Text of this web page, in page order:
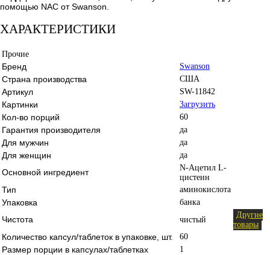
помощью NAC от Swanson.
ХАРАКТЕРИСТИКИ
Прочие
Бренд Swanson
Страна производства США
Артикул SW-11842
Картинки Загрузить
Кол-во порций 60
Гарантия производителя да
Для мужчин да
Для женщин да
Основной ингредиент
N-Ацетил L-
цистеин
Тип аминокислота
Упаковка банка
Чистота чистый
Другие
товары
Количество капсул/таблеток в упаковке, шт. 60
Размер порции в капсулах/таблетках 1